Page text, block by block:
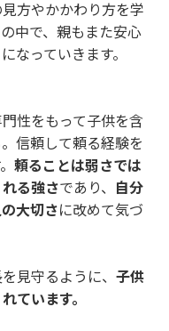
方やかかわり方を学
中で、親もまた安心
なっていきます。
性をもって子供を含
信頼して頼る経験を
頼ることは弱さでは
る強さであり、 自分
大切さに改めて気づ
見守るように、 子供
ています。